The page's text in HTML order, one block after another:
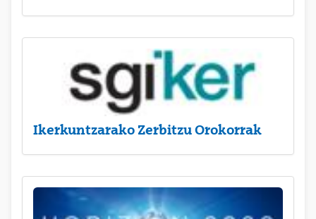
Ikerkuntzarako Zerbitzu Orokorrak